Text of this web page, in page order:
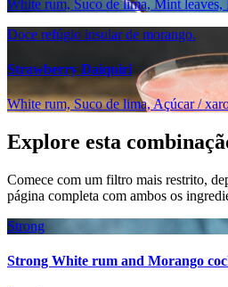
White rum, Suco de lima, Mint
Doce refúgio insular de morango.
Strawberry Daiquiri
White rum, Suco de lima, Açúcar /
Explore esta
Comece com um filtro mais restrito,
página completa com ambos os
Strong
Strong White rum and Morango